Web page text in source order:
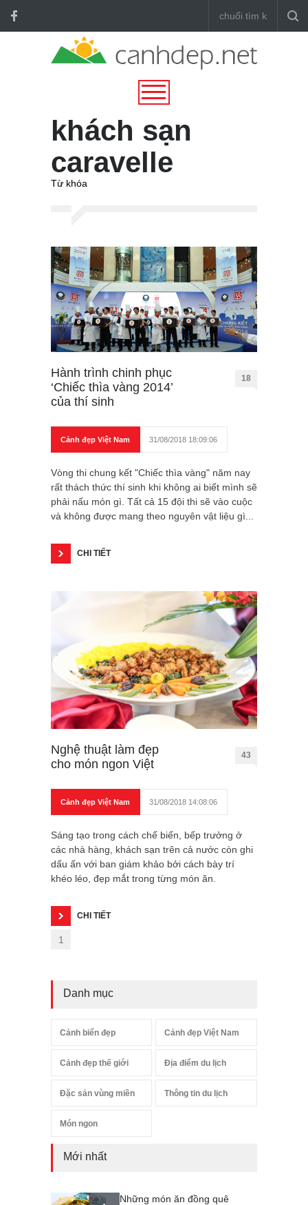
khách sạn
caravelle
Từ khóa
Hành trình chinh phục
‘Chiếc thìa vàng 2014’
của thí sinh
18
Cảnh đẹp Việt Nam 31/08/2018 18:09:06
Vòng thi chung kết "Chiếc thìa vàng" năm nay
rất thách thức thí sinh khi không ai biết mình sẽ
phải nấu món gì. Tất cả 15 đội thi sẽ vào cuộc
và không được mang theo nguyên vật liệu gì...
CHI TIẾT
Nghệ thuật làm đẹp
cho món ngon Việt
43
Cảnh đẹp Việt Nam 31/08/2018 14:08:06
Sáng tạo trong cách chế biến, bếp trưởng ở
các nhà hàng, khách sạn trên cả nước còn ghi
dấu ấn với ban giám khảo bởi cách bày trí
khéo léo, đẹp mắt trong từng món ăn.
CHI TIẾT
1
Danh mục
Cảnh biển đẹp Cảnh đẹp Việt Nam
Cảnh đẹp thế giới Địa điểm du lịch
Đặc sản vùng miền Thông tin du lịch
Món ngon
Mới nhất
Những món ăn đồng quê